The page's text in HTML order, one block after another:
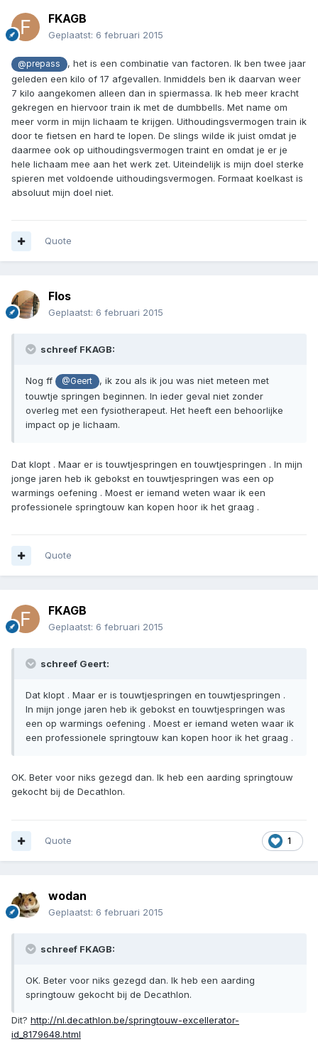
FKAGB
Geplaatst: 6 februari 2015
@prepass
, het is een combinatie van factoren. Ik ben twee jaar
geleden een kilo of 17 afgevallen. Inmiddels ben ik daarvan weer
7 kilo aangekomen alleen dan in spiermassa. Ik heb meer kracht
gekregen en hiervoor train ik met de dumbbells. Met name om
meer vorm in mijn lichaam te krijgen. Uithoudingsvermogen train ik
door te fietsen en hard te lopen. De slings wilde ik juist omdat je
daarmee ook op uithoudingsvermogen traint en omdat je er je
hele lichaam mee aan het werk zet. Uiteindelijk is mijn doel sterke
spieren met voldoende uithoudingsvermogen. Formaat koelkast is
absoluut mijn doel niet.
Quote
Flos
Geplaatst: 6 februari 2015
schreef FKAGB:
Nog ff @Geert
, ik zou als ik jou was niet meteen met
touwtje springen beginnen. In ieder geval niet zonder
overleg met een fysiotherapeut. Het heeft een behoorlijke
impact op je lichaam.
Dat klopt . Maar er is touwtjespringen en touwtjespringen . In mijn
jonge jaren heb ik gebokst en touwtjespringen was een op
warmings oefening . Moest er iemand weten waar ik een
professionele springtouw kan kopen hoor ik het graag .
Quote
FKAGB
Geplaatst: 6 februari 2015
schreef Geert:
Dat klopt . Maar er is touwtjespringen en touwtjespringen .
In mijn jonge jaren heb ik gebokst en touwtjespringen was
een op warmings oefening . Moest er iemand weten waar ik
een professionele springtouw kan kopen hoor ik het graag .
OK. Beter voor niks gezegd dan. Ik heb een aarding springtouw
gekocht bij de Decathlon.
1
Quote
wodan
Geplaatst: 6 februari 2015
schreef FKAGB:
OK. Beter voor niks gezegd dan. Ik heb een aarding
springtouw gekocht bij de Decathlon.
Dit? http://nl.decathlon.be/springtouw-excellerator-
id_8179648.html